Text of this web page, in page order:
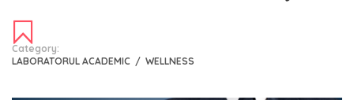
Category:
LABORATORUL ACADEMIC / WELLNESS